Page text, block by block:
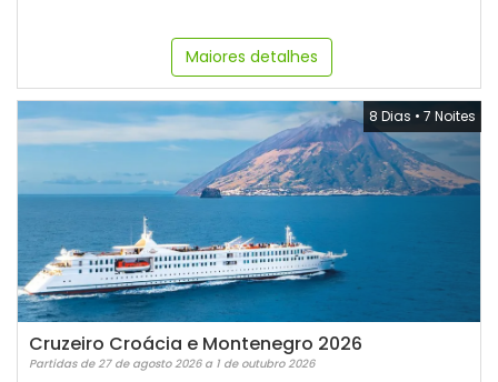
Maiores detalhes
8 Dias • 7 Noites
Cruzeiro Croácia e Montenegro 2026
Partidas de 27 de agosto 2026 a 1 de outubro 2026